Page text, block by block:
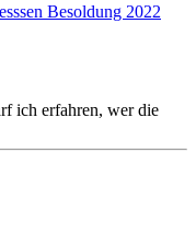
Besoldung 2022
ich erfahren, wer die